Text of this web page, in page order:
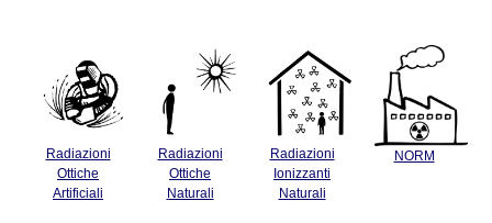
Radiazioni
Ottiche
Artificiali
Radiazioni
Ottiche
Naturali
Radiazioni
Ionizzanti
Naturali
NORM